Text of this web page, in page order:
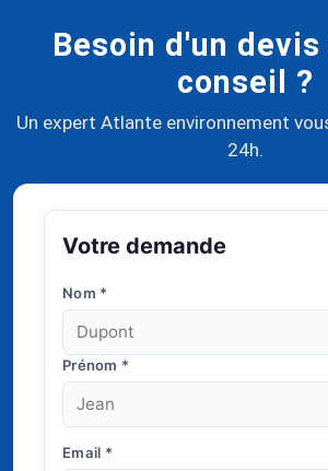
Besoin d'un devis
conseil ?
Un expert Atlante environnement
24h.
Votre demande
Nom *
Prénom *
Email *